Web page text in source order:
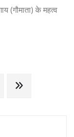
(गौमाता) के महत्व